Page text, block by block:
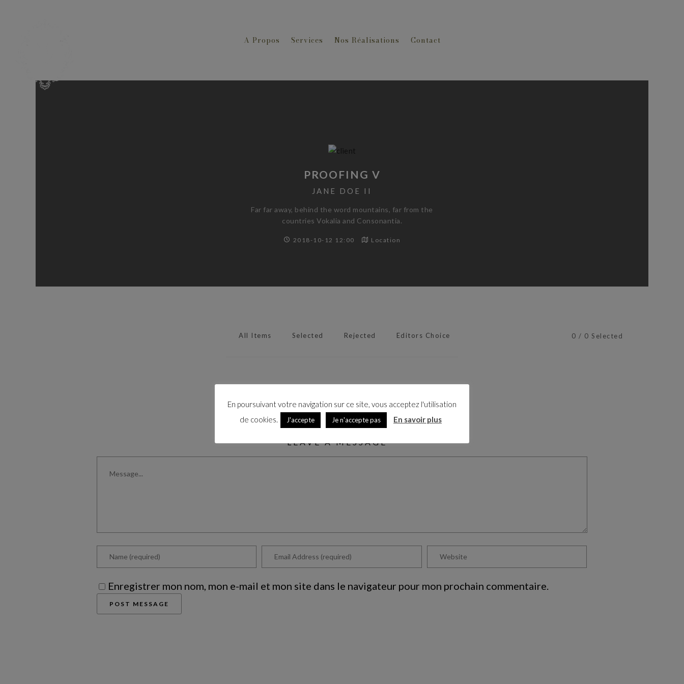
A Propos Services Nos Réalisations Contact
PROOFING V
JANE DOE II
Far far away, behind the word mountains, far from the
countries Vokalia and Consonantia.
2018-10-12 12:00 Location
All Items Selected Rejected Editors Choice 0 / 0 Selected
LEAVE A MESSAGE
Enregistrer mon nom, mon e-mail et mon site dans le navigateur pour mon prochain commentaire.
En poursuivant votre navigation sur ce site, vous acceptez l'utilisation
de cookies.
J'accepte Je n'accepte pas En savoir plus